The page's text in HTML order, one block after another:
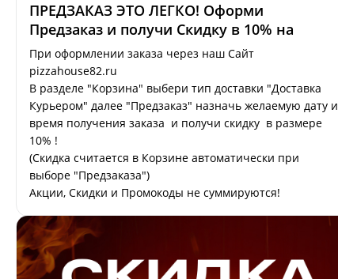
ПРЕДЗАКАЗ ЭТО ЛЕГКО! Оформи
Предзаказ и получи Скидку в 10% на
любимые блюда!
При оформлении заказа через наш Сайт
pizzahouse82.ru
В разделе "Корзина" выбери тип доставки "Доставка
Курьером" далее "Предзаказ" назначь желаемую дату и
время получения заказа и получи скидку в размере
10% !
(Скидка считается в Корзине автоматически при
выборе "Предзаказа")
Акции, Скидки и Промокоды не суммируются!